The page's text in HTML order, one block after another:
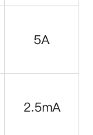
5A
2.5mA